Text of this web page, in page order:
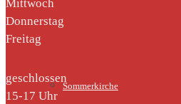
Sommerkirche
Mittwoch
Donnerstag
Freitag
geschlossen
15-17 Uhr